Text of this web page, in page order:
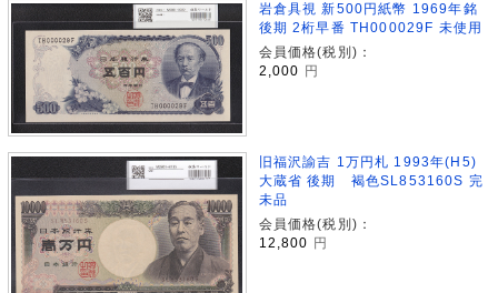
岩倉具視 新500円紙幣 1969年銘
後期 2桁早番 TH000029F 未使用
会員価格(税別)：
2,000
円
旧福沢諭吉 1万円札 1993年(H5)
大蔵省 後期 褐色SL853160S 完
未品
会員価格(税別)：
12,800
円